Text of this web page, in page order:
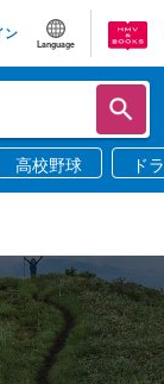
ン
Language
高校野球 ド